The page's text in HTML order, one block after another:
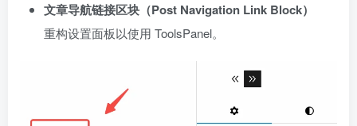
文章导航链接区块（Post Navigation Link Block）
重构设置面板以使用 ToolsPanel。